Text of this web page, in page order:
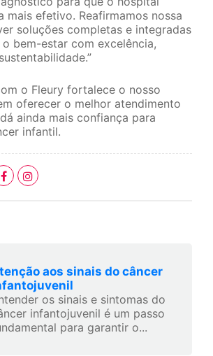
mais efetivo. Reafirmamos nossa
soluções completas e integradas
o bem-estar com excelência,
o Fleury fortalece o nosso
oferecer o melhor atendimento
ainda mais confiança para
infantil.
aos sinais do câncer
os sinais e sintomas do
infantojuvenil é um passo
para garantir o...